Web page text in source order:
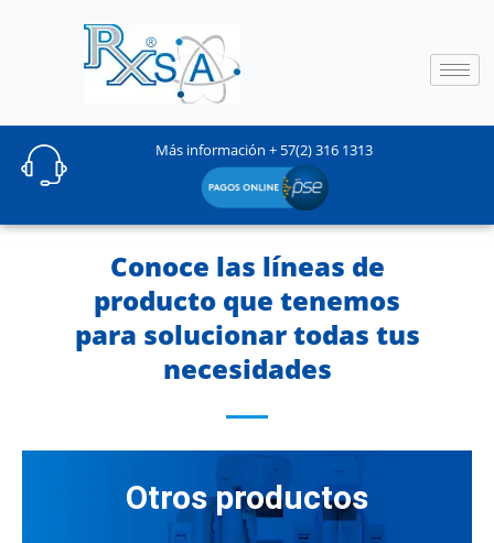
Más información + 57(2) 316 1313
Conoce las líneas de
producto que tenemos
para solucionar todas tus
necesidades
Otros productos